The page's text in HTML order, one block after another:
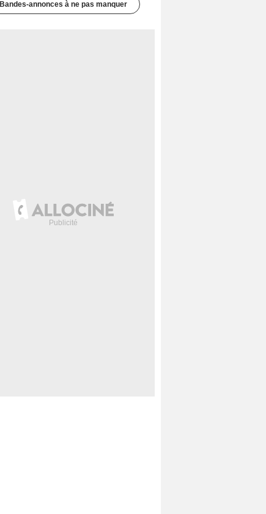
Bandes-annonces à ne pas manquer